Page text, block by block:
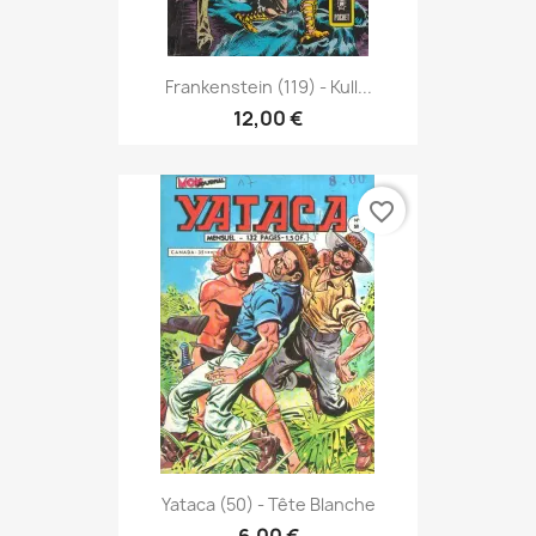
Frankenstein (119) - Kull...
12,00 €
Yataca (50) - Tête Blanche
favorite_border